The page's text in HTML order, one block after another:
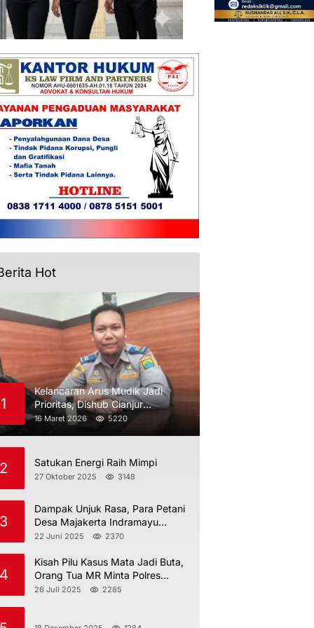
Hot
1
Kelancaran Arus Mudik Jadi
Prioritas, Dishub Cianjur
Maksimalkan Pengawasan
16 Maret 2026 5220
2 Satukan Energi Raih Mimpi
27 Oktober 2025 3148
3
Dampak Unjuk Rasa, Para Petani
Desa Majakerta Indramayu
Dilarang Menggarap
22 Juni 2025 2370
Kisah Pilu Kasus Mata Jadi Buta,
Orang Tua MR Minta Polres
Indramayu Jangan Berdiam Diri
26 Juli 2025 2285